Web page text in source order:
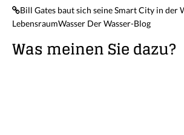
Bill Gates baut sich seine Smart City in der
LebensraumWasser Der Wasser-Blog
Was meinen Sie dazu?